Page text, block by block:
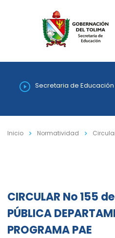
Secretaria de
Inicio Normatividad
CIRCULAR No 155
PÚBLICA
PROGRAMA PAE